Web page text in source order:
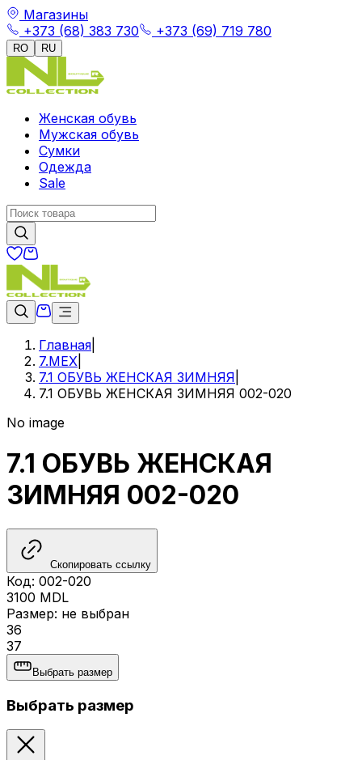
Магазины
+373 (68) 383 730
+373 (69) 719 780
RO RU
Женская обувь
Мужская обувь
Сумки
Одежда
Sale
Главная
7.МЕХ
7.1 ОБУВЬ ЖЕНСКАЯ ЗИМНЯЯ
7.1 ОБУВЬ ЖЕНСКАЯ ЗИМНЯЯ 002-020
No image
7.1 ОБУВЬ ЖЕНСКАЯ
ЗИМНЯЯ 002-020
Скопировать ссылку
Код: 002-020
3100 MDL
Размер: не выбран
36
37
Выбрать размер
Выбрать размер